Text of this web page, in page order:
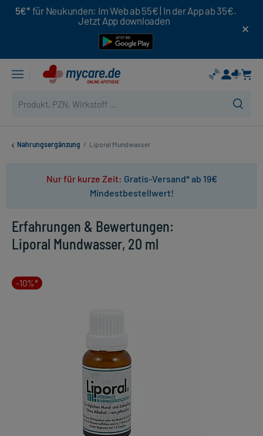
5€* für Neukunden: Im Web ab 55€ | In der App ab 35€.
Jetzt App downloaden
Nahrungsergänzung / Liporal Mundwasser
Nur für kurze Zeit: Gratis-Versand* ab 19€
Mindestbestellwert!
Erfahrungen & Bewertungen:
Liporal Mundwasser, 20 ml
-10%*